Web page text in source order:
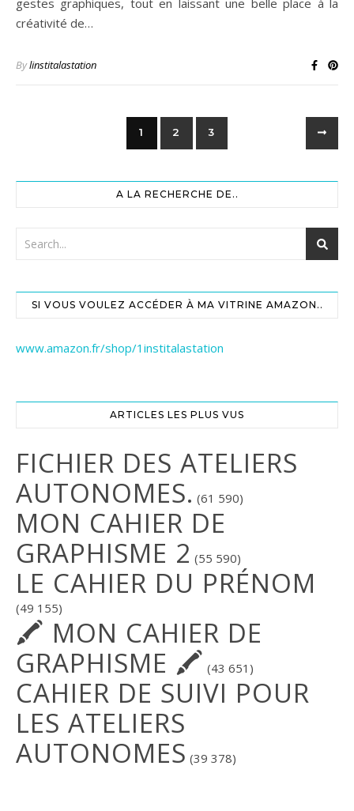
gestes graphiques, tout en laissant une belle place à la
créativité de…
Bylinstitalastation
1 2 3
A LA RECHERCHE DE..
SI VOUS VOULEZ ACCÉDER À MA VITRINE AMAZON..
www.amazon.fr/shop/1institalastation
ARTICLES LES PLUS VUS
FICHIER DES ATELIERS
AUTONOMES. (61 590)
MON CAHIER DE
GRAPHISME 2 (55 590)
LE CAHIER DU PRÉNOM
(49 155)
🖍 MON CAHIER DE
GRAPHISME 🖍 (43 651)
CAHIER DE SUIVI POUR
LES ATELIERS
AUTONOMES (39 378)